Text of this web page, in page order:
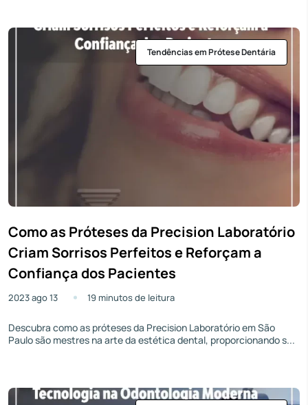
Tendências em Prótese Dentária
Como as Próteses da Precision Laboratório
Criam Sorrisos Perfeitos e Reforçam a
Confiança dos Pacientes
2023 ago 13 19 minutos de leitura
Descubra como as próteses da Precision Laboratório em São
Paulo são mestres na arte da estética dental, proporcionando s...